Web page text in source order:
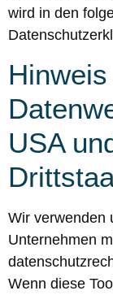
wird in den
USA
Wir verwenden
Unternehmen
Wenn diese